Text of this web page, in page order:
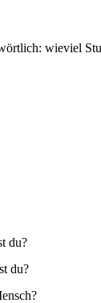
wieviel
du?
du?